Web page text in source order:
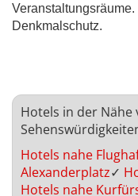
Denkmalschutz.
Hotels in der Nähe
Hotels nahe
Alexanderplatz✓
Hotels nahe